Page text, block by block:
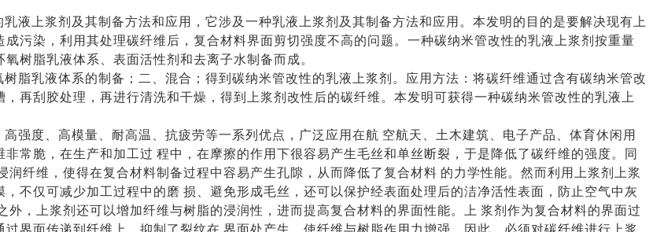
液上浆剂及其制备方法和应用，它涉及一种乳液上浆剂及其制备方法和应用。本发明的目的是要解决现有上
成污染，利用其处理碳纤维后，复合材料界面剪切强度不高的问题。一种碳纳米管改性的乳液上浆剂按重量
树脂乳液体系、表面活性剂和去离子水制备而成。
脂乳液体系的制备；二、混合；得到碳纳米管改性的乳液上浆剂。应用方法：将碳纤维通过含有碳纳米管改
，再刮胶处理，再进行清洗和干燥，得到上浆剂改性后的碳纤维。本发明可获得一种碳纳米管改性的乳液上
强度、高模量、耐高温、抗疲劳等一系列优点，广泛应用在航 空航天、土木建筑、电子产品、体育休闲用
常脆，在生产和加工过 程中，在摩擦的作用下很容易产生毛丝和单丝断裂，于是降低了碳纤维的强度。同
润纤维，使得在复合材料制备过程中容易产生孔隙，从而降低了复合材料 的力学性能。然而利用上浆剂上浆
，不仅可减少加工过程中的磨 损、避免形成毛丝，还可以保护经表面处理后的洁净活性表面，防止空气中灰
外，上浆剂还可以增加纤维与树脂的浸润性，进而提高复合材料的界面性能。上 浆剂作为复合材料的界面过
过界面传递到纤维上，抑制了裂纹在 界面处产生，使纤维与树脂作用力增强。因此，必须对碳纤维进行上浆